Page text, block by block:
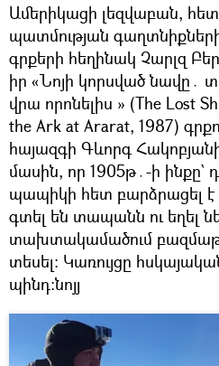
Ամերիկացի լեզվաբան,
պատմության
գրքերի հեղինակ Չարլզ
իր «Նոյի կորսված
վրա որոնելիս » (The Lost
the Ark at Ararat, 1987)
հայազգի Գևորգ Հակոբյանի
մասին, որ 1905թ․-ի ինքը`
պապիկի հետ բարձրացել
գտել են տապանն ու եղել
տախտակամածում
տեսել։ Կառույցը
պինդ։նոյյ